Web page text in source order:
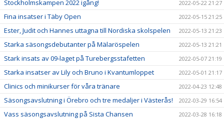
Stockholmskampen 2022 igång! 2022-05-22 21:27
Fina insatser i Täby Open 2022-05-15 21:25
Ester, Judit och Hannes uttagna till Nordiska skolspelen 2022-05-13 21:23
Starka säsongsdebutanter på Mälaröspelen 2022-05-13 21:21
Stark insats av 09-laget på Turebergsstafetten 2022-05-07 21:19
Starka insatser av Lily och Bruno i Kvantumloppet 2022-05-01 21:17
Clinics och minikurser för våra tränare 2022-04-23 12:48
Säsongsavslutning i Örebro och tre medaljer i Västerås! 2022-03-29 16:54
Vass säsongsavslutning på Sista Chansen 2022-03-28 16:18